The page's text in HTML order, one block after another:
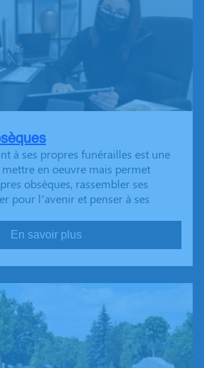
à ses propres funérailles est une
en oeuvre mais permet
obsèques, rassembler ses
pour l’avenir et penser à ses
En savoir plus